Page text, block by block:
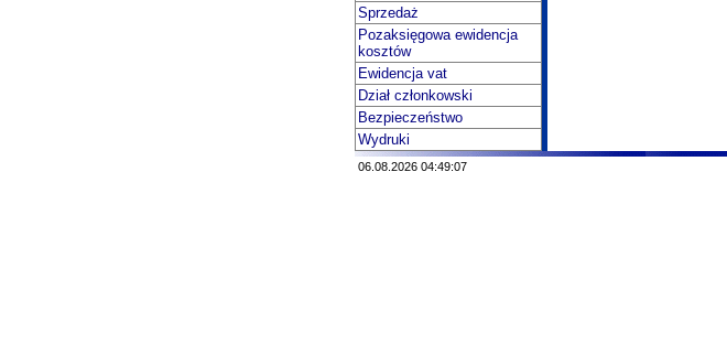
Sprzedaż
Pozaksięgowa ewidencja
kosztów
Ewidencja vat
Dział członkowski
Bezpieczeństwo
Wydruki
06.08.2026 04:49:07